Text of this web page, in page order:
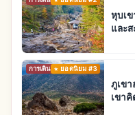
หุบเข
และ
การเดินทางยอดนิยม #3
ภูเขา
เขา